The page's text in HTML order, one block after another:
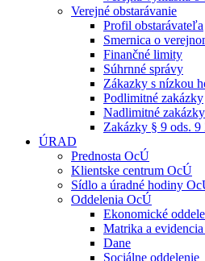
Verejné obstarávanie
Profil obstarávateľa
Smernica o
Finančné limity
Súhrnné správy
Zákazky s nízkou
Podlimitné zakázky
Nadlimitné zakázky
Zakázky § 9 ods.
ÚRAD
Prednosta OcÚ
Klientske centrum OcÚ
Sídlo a úradné hodiny
Oddelenia OcÚ
Ekonomické
Matrika a
Dane
Sociálne oddelenie